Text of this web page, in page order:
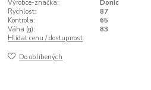
Výrobce-značka:
Donic
Rychlost:
87
Kontrola:
65
Váha (g):
83
Hlídat cenu / dostupnost
Do oblíbených